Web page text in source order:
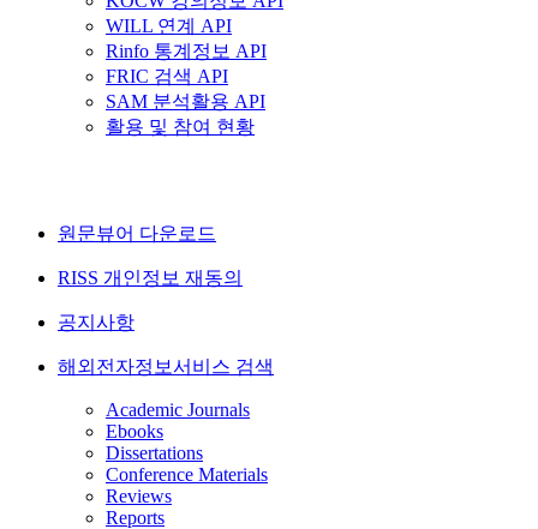
WILL 연계 API
Rinfo 통계정보 API
FRIC 검색 API
SAM 분석활용 API
활용 및 참여 현황
원문뷰어 다운로드
RISS 개인정보 재동의
공지사항
해외전자정보서비스 검색
Academic Journals
Ebooks
Dissertations
Conference Materials
Reviews
Reports